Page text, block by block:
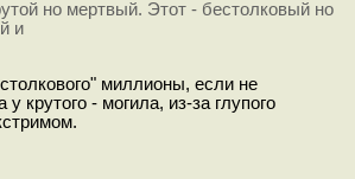
но мертвый. Этот - бестолковый но
и
миллионы, если не
крутого - могила, из-за глупого